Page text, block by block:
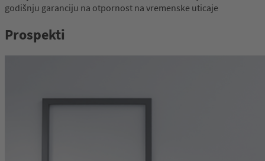
godišnju garanciju na otpornost na vremenske uticaje
Prospekti